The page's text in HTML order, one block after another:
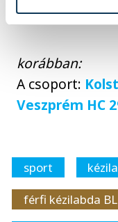
norvég
korábban:
A csoport:
Veszprém HC
sport
férfi kézilabda BL